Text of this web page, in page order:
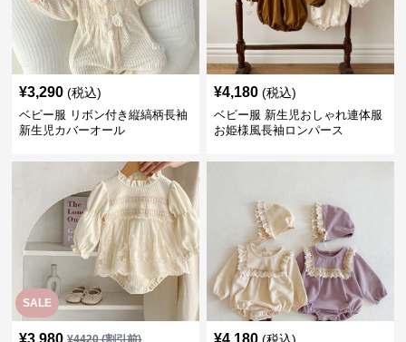
¥3,290 (税込)
ベビー服 リボン付き縦縞柄長袖
新生児カバーオール
¥4,180 (税込)
ベビー服 新生児おしゃれ連体服
お姫様風長袖ロンパース
SALE
¥3,980 ¥4420(割引前) ¥4,180